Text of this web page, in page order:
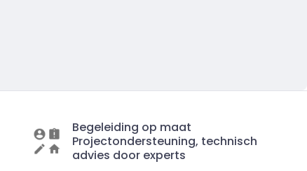
Begeleiding op maat
Projectondersteuning, technisch
advies door experts